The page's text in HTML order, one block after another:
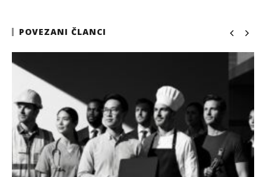
POVEZANI ČLANCI